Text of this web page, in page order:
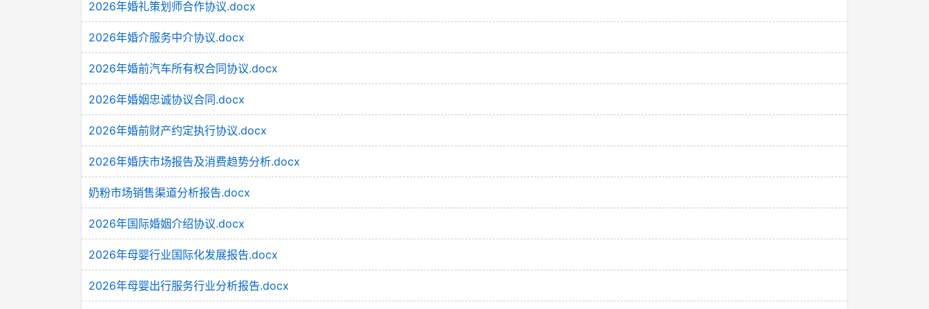
2026年婚礼策划师合作协议.docx
2026年婚介服务中介协议.docx
2026年婚前汽车所有权合同协议.docx
2026年婚姻忠诚协议合同.docx
2026年婚前财产约定执行协议.docx
2026年婚庆市场报告及消费趋势分析.docx
奶粉市场销售渠道分析报告.docx
2026年国际婚姻介绍协议.docx
2026年母婴行业国际化发展报告.docx
2026年母婴出行服务行业分析报告.docx